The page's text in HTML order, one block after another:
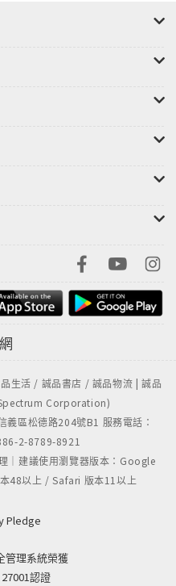
生活 / 誠品書店 / 誠品物流 | 誠品
Corporation)
區松德路204號B1 服務電話：
2-8789-8921
｜建議使用瀏覽器版本：Google
48以上 / Safari 版本11以上
Pledge
管理系統榮獲
認證